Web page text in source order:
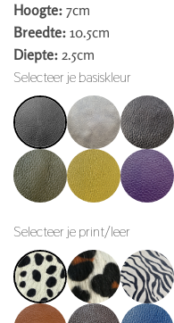
Hoogte: 7cm
Breedte: 10.5cm
Diepte: 2.5cm
Selecteer je basiskleur
Selecteer je print/leer